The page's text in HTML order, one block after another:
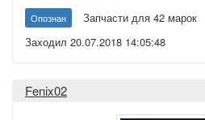
Опознан Запчасти для 42 марок
Заходил 20.07.2018 14:05:48
Fenix02